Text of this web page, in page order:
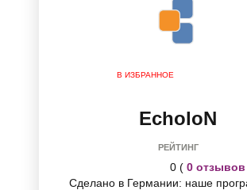
В ИЗБРАННОЕ
EcholoN
РЕЙТИНГ
0 ( 0 отзывов
Сделано в Германии: наше